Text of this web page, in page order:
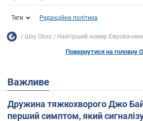
Теги Редакційна політика
Шоу Oboz Найгірший номер
Повернутися на головну
Важливе
Дружина тяжкохворого Джо
перший симптом, який